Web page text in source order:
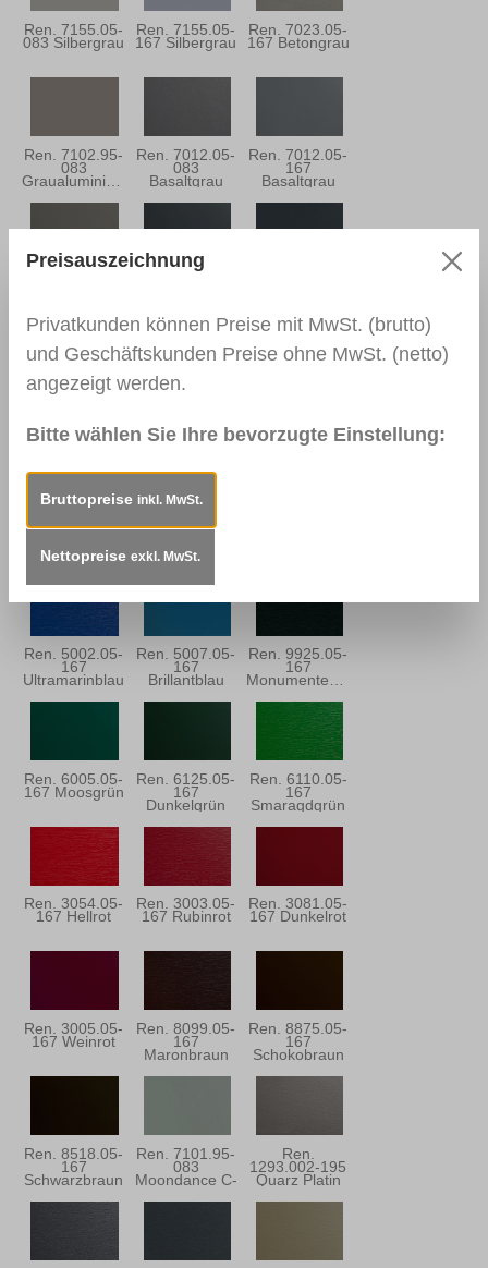
Ren. 7155.05-
083 Silbergrau
Ren. 7155.05-
167 Silbergrau
Ren. 7023.05-
167 Betongrau
Ren. 7102.95-
083
Ren. 7012.05-
083
Basaltgrau
Ren. 7012.05-
167
Basaltgrau
Schwarzgrau Monumentblau Schiefergrau
Ren. 5150.05- Ren. 5013.05-
Dunkelblau
Ren. 5002.05-
167
Ultramarinblau
Ren. 5007.05-
167
Brillantblau
Ren. 9925.05-
167
Ren. 6005.05-
167 Moosgrün
Ren. 6125.05-
167
Dunkelgrün
Ren. 6110.05-
167
Smaragdgrün
Ren. 3054.05-
167 Hellrot
Ren. 3003.05-
167 Rubinrot
Ren. 3081.05-
167 Dunkelrot
Ren. 3005.05-
167 Weinrot
Ren. 8099.05-
167
Maronbraun
Ren. 8875.05-
167
Schokobraun
Ren. 8518.05-
167
Schwarzbraun
Ren. 7101.95-
083
Moondance C-
Ren.
1293.002-195
Quarz Platin
Preisauszeichnung
Privatkunden können Preise mit MwSt. (brutto)
und Geschäftskunden Preise ohne MwSt. (netto)
angezeigt werden.
Bitte wählen Sie Ihre bevorzugte Einstellung:
Bruttopreise inkl. MwSt.
Nettopreise exkl. MwSt.